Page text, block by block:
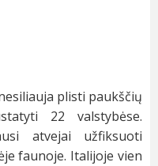
plisti paukščių
22 valstybėse.
atvejai užfiksuoti
faunoje. Italijoje vien